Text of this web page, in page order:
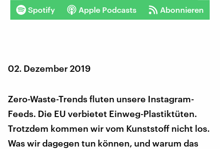
Spotify Apple Podcasts Abonnieren
02. Dezember 2019
Zero-Waste-Trends fluten unsere Instagram-
Feeds. Die EU verbietet Einweg-Plastiktüten.
Trotzdem kommen wir vom Kunststoff nicht los.
Was wir dagegen tun können, und warum das